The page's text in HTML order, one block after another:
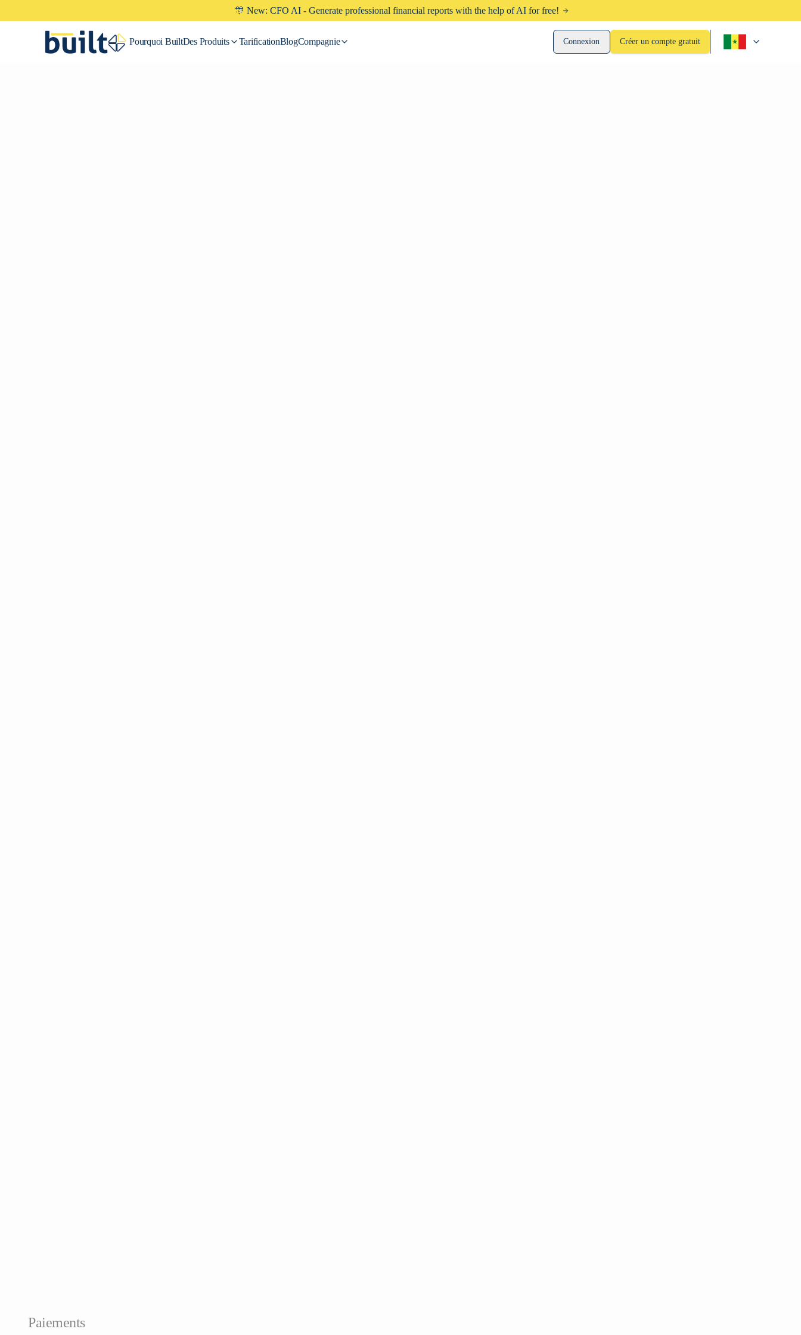
🎊 New: CFO AI - Generate professional financial reports with the help of AI for free!
Pourquoi BuiltDes Produits TarificationBlogCompagnie Connexion Créer un compte gratuit
Paiements